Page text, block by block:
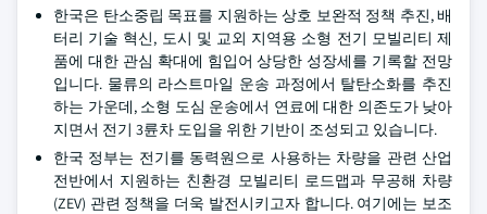
한국은 탄소중립 목표를 지원하는 상호 보완적 정책 추진, 배
터리 기술 혁신, 도시 및 교외 지역용 소형 전기 모빌리티 제
품에 대한 관심 확대에 힘입어 상당한 성장세를 기록할 전망
입니다. 물류의 라스트마일 운송 과정에서 탈탄소화를 추진
하는 가운데, 소형 도심 운송에서 연료에 대한 의존도가 낮아
지면서 전기 3륜차 도입을 위한 기반이 조성되고 있습니다.
한국 정부는 전기를 동력원으로 사용하는 차량을 관련 산업
전반에서 지원하는 친환경 모빌리티 로드맵과 무공해 차량
(ZEV) 관련 정책을 더욱 발전시키고자 합니다. 여기에는 보조